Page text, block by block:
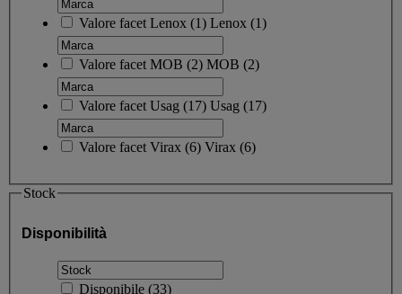
Valore facet Lenox (1) Lenox (1)
Valore facet MOB (2) MOB (2)
Valore facet Usag (17) Usag (17)
Valore facet Virax (6) Virax (6)
Stock
Disponibilità
Disponibile (33)